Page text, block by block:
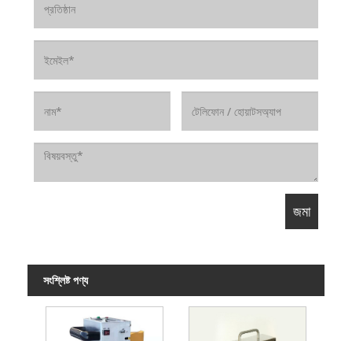
সংশ্লিষ্ট পণ্য